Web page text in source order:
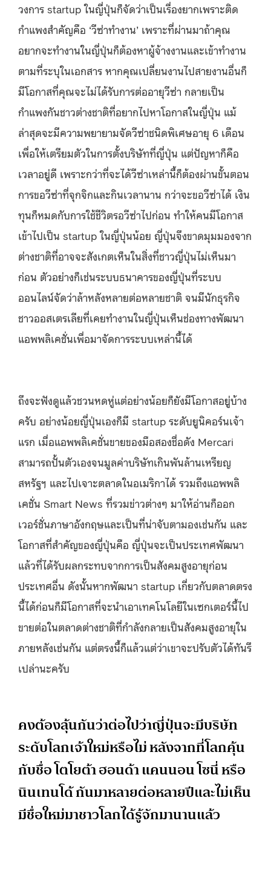
วงการ startup ในญี่ปุ่นก็จัดว่าเป็นเรื่องยากเพราะติด
กำแพงสำคัญคือ ‘วีซ่าทำงาน’ เพราะที่ผ่านมาถ้าคุณ
อยากจะทำงานในญี่ปุ่นก็ต้องหาผู้จ้างงานและเข้าทำงาน
ตามที่ระบุในเอกสาร หากคุณเปลี่ยนงานไปสายงานอื่นก็
มีโอกาสที่คุณจะไม่ได้รับการต่ออายุวีซ่า กลายเป็น
กำแพงกันชาวต่างชาติที่อยากไปหาโอกาสในญี่ปุ่น แม้
ล่าสุดจะมีความพยายามจัดวีซ่าชนิดพิเศษอายุ 6 เดือน
เพื่อให้เตรียมตัวในการตั้งบริษัทที่ญี่ปุ่น แต่ปัญหาก็คือ
เวลาอยู่ดี เพราะกว่าที่จะได้วีซ่าเหล่านี้ก็ต้องผ่านขั้นตอน
การขอวีซ่าที่จุกจิกและกินเวลานาน กว่าจะขอวีซ่าได้ เงิน
ทุนก็หมดกับการใช้ชีวิตรอวีซ่าไปก่อน ทำให้คนมีโอกาส
เข้าไปเป็น startup ในญี่ปุ่นน้อย ญี่ปุ่นจึงขาดมุมมองจาก
ต่างชาติที่อาจจะสังเกตเห็นในสิ่งที่ชาวญี่ปุ่นไม่เห็นมา
ก่อน ตัวอย่างก็เช่นระบบธนาคารของญี่ปุ่นที่ระบบ
ออนไลน์จัดว่าล้าหลังหลายต่อหลายชาติ จนมีนักธุรกิจ
ชาวออสเตรเลียที่เคยทำงานในญี่ปุ่นเห็นช่องทางพัฒนา
แอพพลิเคชั่นเพื่อมาจัดการระบบเหล่านี้ได้
ถึงจะฟังดูแล้วชวนหดหู่แต่อย่างน้อยก็ยังมีโอกาสอยู่บ้าง
ครับ อย่างน้อยญี่ปุ่นเองก็มี startup ระดับยูนิคอร์นเจ้า
แรก เมื่อแอพพลิเคชั่นขายของมือสองชื่อดัง Mercari
สามารถปั้นตัวเองจนมูลค่าบริษัทเกินพันล้านเหรียญ
สหรัฐฯ และไปเจาะตลาดในอเมริกาได้ รวมถึงแอพพลิ
เคชั่น Smart News ที่รวมข่าวต่างๆ มาให้อ่านก็ออก
เวอร์ชั่นภาษาอังกฤษและเป็นที่น่าจับตามองเช่นกัน และ
โอกาสที่สำคัญของญี่ปุ่นคือ ญี่ปุ่นจะเป็นประเทศพัฒนา
แล้วที่ได้รับผลกระทบจากการเป็นสังคมสูงอายุก่อน
ประเทศอื่น ดังนั้นหากพัฒนา startup เกี่ยวกับตลาดตรง
นี้ได้ก่อนก็มีโอกาสที่จะนำเอาเทคโนโลยีในเซกเตอร์นี้ไป
ขายต่อในตลาดต่างชาติที่กำลังกลายเป็นสังคมสูงอายุใน
ภายหลังเช่นกัน แต่ตรงนี้ก็แล้วแต่ว่าเขาจะปรับตัวได้ทันรึ
เปล่านะครับ
คงต้องลุ้นกันว่าต่อไปว่าญี่ปุ่นจะมีบริษัท
ระดับโลกเจ้าใหม่หรือไม่ หลังจากที่โลกคุ้น
กับชื่อ โตโยต้า ฮอนด้า แคนนอน โซนี่ หรือ
นินเทนโด้ กันมาหลายต่อหลายปีและไม่เห็น
มีชื่อใหม่มาชาวโลกได้รู้จักมานานแล้ว